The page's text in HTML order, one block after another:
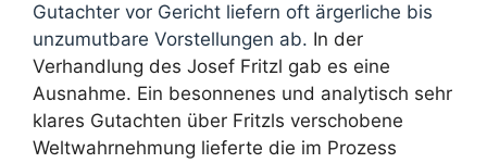
Gutachter vor Gericht liefern oft ärgerliche bis
unzumutbare Vorstellungen ab. In der
Verhandlung des Josef Fritzl gab es eine
Ausnahme. Ein besonnenes und analytisch sehr
klares Gutachten über Fritzls verschobene
Weltwahrnehmung lieferte die im Prozess